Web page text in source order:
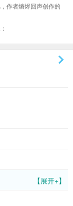
作者熵烬回声创作的
【展开+】